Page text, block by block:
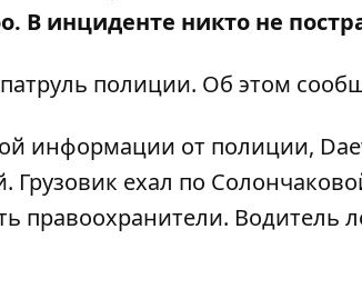
В инциденте никто не
полиции. Об этом
информации от полиции,
Грузовик ехал по
правоохранители. Водитель